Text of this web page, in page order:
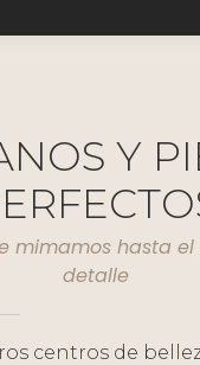
Y
mimamos hasta
detalle
centros de